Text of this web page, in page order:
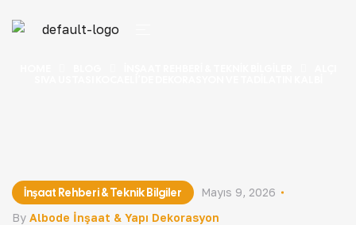
İnşaat Rehberi & Teknik Bilgiler
By Albode İnşaat & Yapı Dekorasyon
Mayıs 9, 2026